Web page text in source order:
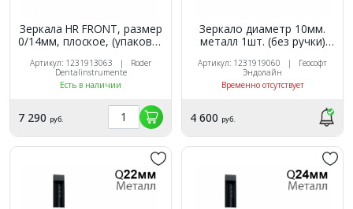
Зеркала HR FRONT, размер
0/14мм, плоское, (упаковка
Артикул: 1231913063 | Roder
Dentalinstrumente
Есть в наличии
7 290 руб.
Зеркало диаметр 10мм.
металл 1шт. (без ручки)
Артикул: 1231919060 | Геософт
Эндолайн
Временно отсутствует
4 600 руб.